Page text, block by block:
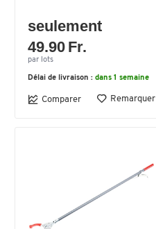
seulement
49.90 Fr.
par lots
Délai de livraison : dans 1 semaine
Comparer Remarquer